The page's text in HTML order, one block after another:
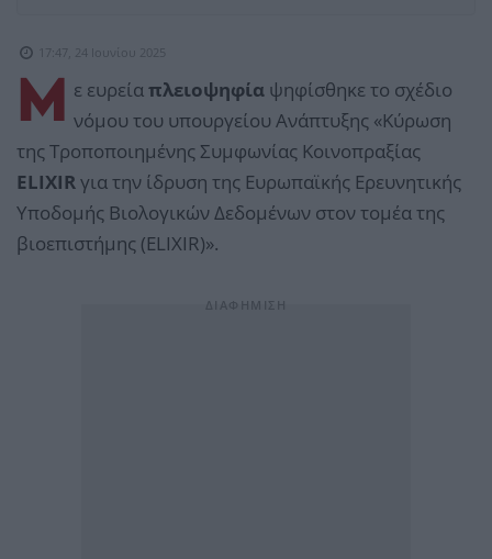
17:47, 24 Ιουνίου 2025
Μ ε ευρείαπλειοψηφία ψηφίσθηκε το σχέδιο
νόμου του υπουργείου Ανάπτυξης «Κύρωση
της Τροποποιημένης Συμφωνίας Κοινοπραξίας
ELIXIRγια την ίδρυση της Ευρωπαϊκής Ερευνητικής
Υποδομής Βιολογικών Δεδομένων στον τομέα της
βιοεπιστήμης (ELIXIR)».